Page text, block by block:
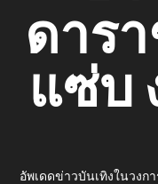
ดาร
แซ่บ
อัพเดดข่าวบันเทิงในวงก